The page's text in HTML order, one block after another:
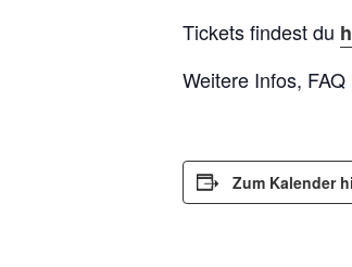
Tickets findest du
Weitere Infos,
Zum Kalender